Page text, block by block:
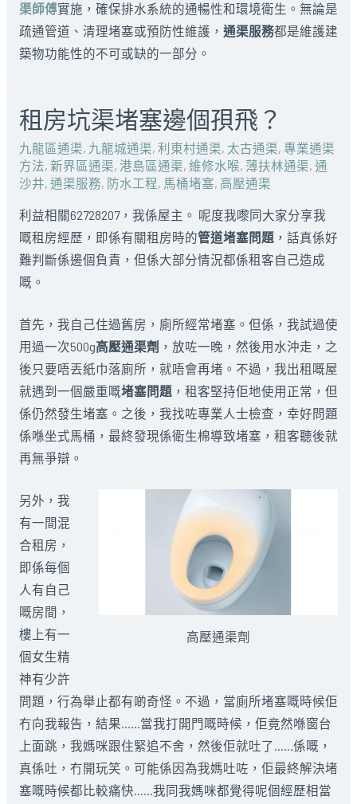
渠師傅實施，確保排水系統的通暢性和環境衛生。無論是
疏通管道、清理堵塞或預防性維護， 通渠服務都是維護建
築物功能性的不可或缺的一部分。
租房坑渠堵塞邊個孭飛？
九龍區通渠, 九龍城通渠, 利東村通渠, 太古通渠, 專業通渠
方法, 新界區通渠, 港島區通渠, 維修水喉, 薄扶林通渠, 通
沙井, 通渠服務, 防水工程, 馬桶堵塞, 高壓通渠
利益相關62728207，我係屋主。 呢度我嚟同大家分享我
嘅租房經歷，即係有關租房時的管道堵塞問題，話真係好
難判斷係邊個負責，但係大部分情況都係租客自己造成
嘅。
首先，我自己住過舊房，廁所經常堵塞。但係，我試過使
用過一次500g高壓通渠劑 ，放咗一晚，然後用水沖走，之
後只要唔丟紙巾落廁所，就唔會再堵。不過，我出租嘅屋
就遇到一個嚴重嘅堵塞問題，租客堅持佢地使用正常，但
係仍然發生堵塞。之後，我找咗專業人士檢查，幸好問題
係喺坐式馬桶，最終發現係衛生棉導致堵塞，租客聽後就
再無爭辯。
高壓通渠劑
另外，我
有一間混
合租房，
即係每個
人有自己
嘅房間，
樓上有一
個女生精
神有少許
問題，行為舉止都有啲奇怪。不過，當廁所堵塞嘅時候佢
冇向我報告，結果……當我打開門嘅時候，佢竟然喺窗台
上面跳，我媽咪跟住緊追不舍，然後佢就吐了……係嘅，
真係吐，冇開玩笑。可能係因為我媽吐咗，佢最終解決堵
塞嘅時候都比較痛快……我同我媽咪都覺得呢個經歷相當